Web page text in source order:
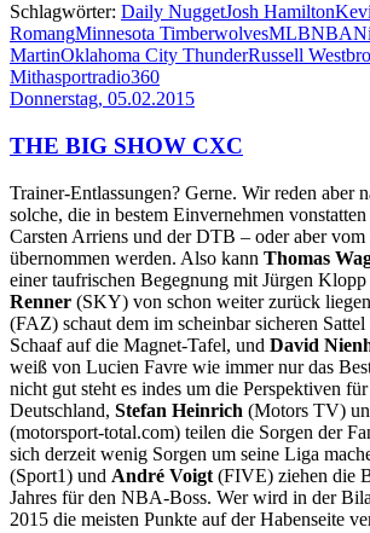
Schlagwörter: Daily NuggetJosh Hamilton
RomangMinnesota TimberwolvesMLBNBA
MartinOklahoma City ThunderRussell
Mithasportradio360
Donnerstag, 05.02.2015
THE BIG SHOW CXC
Trainer-Entlassungen? Gerne. Wir reden aber
solche, die in bestem Einvernehmen
Carsten Arriens und der DTB – oder aber vom
übernommen werden. Also kann Thomas
einer taufrischen Begegnung mit Jürgen Klopp
Renner (SKY) von schon weiter zurück
(FAZ) schaut dem im scheinbar sicheren
Schaaf auf die Magnet-Tafel, und David
weiß von Lucien Favre wie immer nur das
nicht gut steht es indes um die Perspektiven
Deutschland, Stefan Heinrich (Motors TV)
(motorsport-total.com) teilen die Sorgen der
sich derzeit wenig Sorgen um seine Liga
(Sport1) und André Voigt (FIVE) ziehen die
Jahres für den NBA-Boss. Wer wird in der
2015 die meisten Punkte auf der Habenseite